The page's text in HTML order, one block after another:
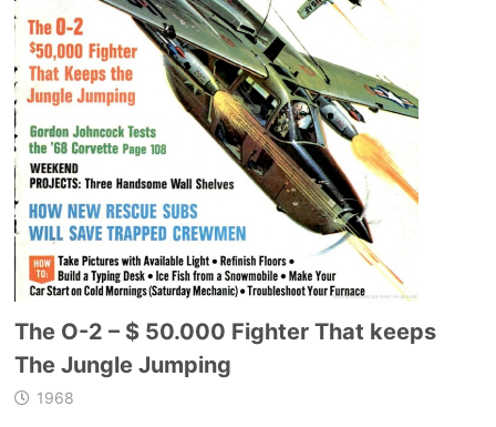
The O-2 – $ 50.000 Fighter That keeps
The Jungle Jumping
1968